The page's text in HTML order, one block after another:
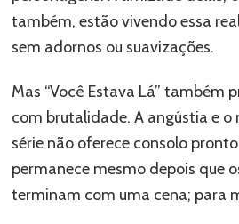
também, estão vivendo essa
sem adornos ou suavizações.
Mas “Você Estava Lá” também
com brutalidade. A angústia e
série não oferece consolo
permanece mesmo depois que
terminam com uma cena; para